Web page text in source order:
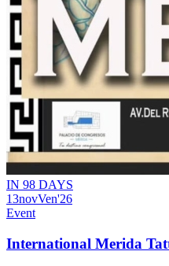
IN 98 DAYS
13novVen'26
Event
International Merida